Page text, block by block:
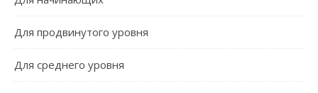
Для продвинутого уровня
Для среднего уровня